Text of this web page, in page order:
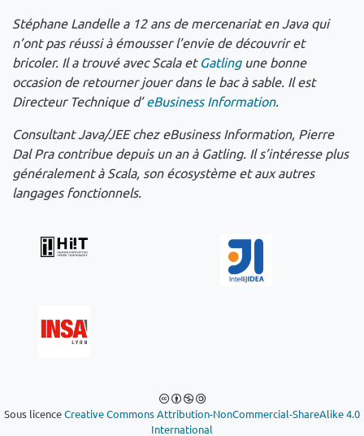
Stéphane Landelle a 12 ans de mercenariat en Java qui
n’ont pas réussi à émousser l’envie de découvrir et
bricoler. Il a trouvé avec Scala et Gatlingune bonne
occasion de retourner jouer dans le bac à sable. Il est
Directeur Technique d’eBusiness Information.
Consultant Java/JEE chez eBusiness Information, Pierre
Dal Pra contribue depuis un an à Gatling. Il s’intéresse plus
généralement à Scala, son écosystème et aux autres
langages fonctionnels.
Sous licenceCreative Commons Attribution-NonCommercial-ShareAlike 4.0
International